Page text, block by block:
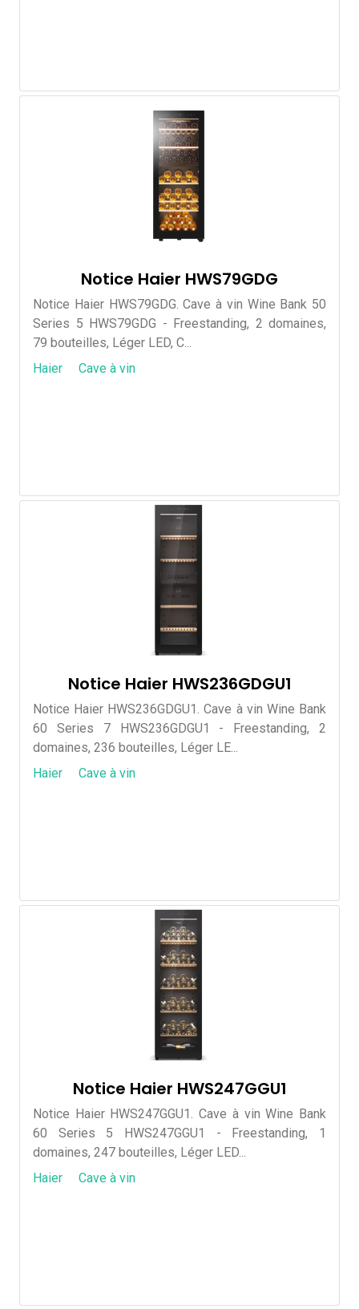
Notice Haier HWS79GDG
Notice Haier HWS79GDG. Cave à vin Wine Bank 50
Series 5 HWS79GDG - Freestanding, 2 domaines,
79 bouteilles, Léger LED, C...
Haier
Cave à vin
Notice Haier HWS236GDGU1
Notice Haier HWS236GDGU1. Cave à vin Wine Bank
60 Series 7 HWS236GDGU1 - Freestanding, 2
domaines, 236 bouteilles, Léger LE...
Haier
Cave à vin
Notice Haier HWS247GGU1
Notice Haier HWS247GGU1. Cave à vin Wine Bank
60 Series 5 HWS247GGU1 - Freestanding, 1
domaines, 247 bouteilles, Léger LED...
Haier
Cave à vin